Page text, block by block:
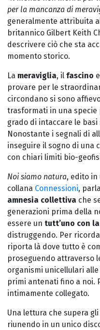
per la mancanza di
generalmente attribuita
britannico Gilbert Keith
descrivere ciò che sta
momento storico.
La meraviglia, il fascino
provare per le
circondano si sono
trasformati in una
grado di intaccare le
Nonostante i segnali di
inseguire il sogno di una
con chiari limiti bio-
Noi siamo natura, edito in
collana Connessioni,
amnesia collettiva che
generazioni prima della
essere un tutt’uno con
distruggendo. Per
riporta là dove tutto è
proseguendo attraverso
organismi unicellulari
primi antenati fino a noi.
intimamente collegato.
Una lettura che supera
riunendo in un unico